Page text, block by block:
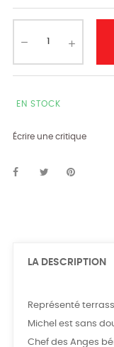
EN STOCK
Écrire une critique
LA DESCRIPTION
Représenté
Michel est sans
Chef des Anges